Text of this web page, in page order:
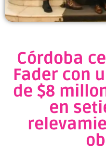
Córdoba
Fader con
de $8
en